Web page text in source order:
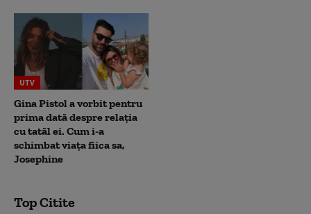
UTV
Gina Pistol a vorbit pentru
prima dată despre relația
cu tatăl ei. Cum i-a
schimbat viața fiica sa,
Josephine
Top Citite